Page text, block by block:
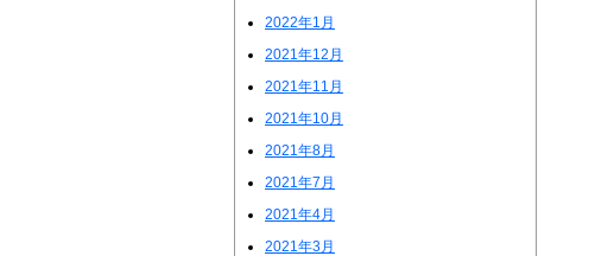
2022年1月
2021年12月
2021年11月
2021年10月
2021年8月
2021年7月
2021年4月
2021年3月